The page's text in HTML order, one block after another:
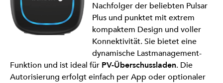
Nachfolger der beliebten Pulsar
Plus und punktet mit extrem
kompaktem Design und voller
Konnektivität. Sie bietet eine
dynamische Lastmanagement-
Funktion und ist ideal für PV-Überschussladen. Die
Autorisierung erfolgt einfach per App oder optionaler